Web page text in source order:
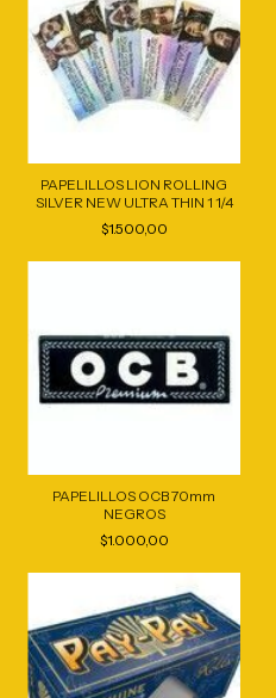
PAPELILLOS LION ROLLING
SILVER NEW ULTRA THIN 1 1/4
$1.500,00
PAPELILLOS OCB 70mm
NEGROS
$1.000,00